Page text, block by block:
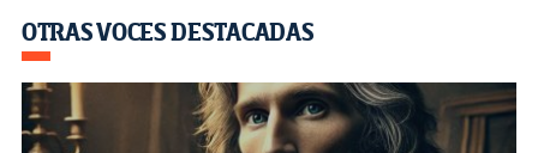
OTRAS VOCES DESTACADAS